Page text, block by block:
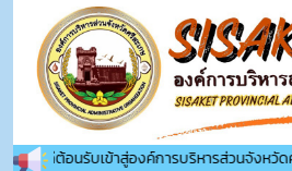
ยินดีต้อนรับเข้าสู่องค์การบริหารส่วนจังหวัดศ